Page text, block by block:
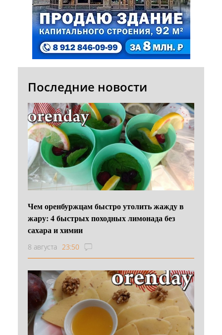
Последние новости
Чем оренбуржцам быстро утолить жажду в
жару: 4 быстрых походных лимонада без
сахара и химии
8 августа 23:50